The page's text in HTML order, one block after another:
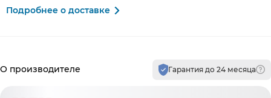
Подробнее о доставке
О производителе
Гарантия до 24 месяца